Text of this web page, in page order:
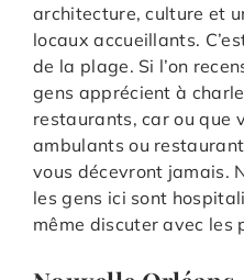
architecture, culture et
locaux accueillants.
de la plage. Si l’on
gens apprécient à
restaurants, car ou que
ambulants ou
vous décevront jamais.
les gens ici sont
même discuter avec les